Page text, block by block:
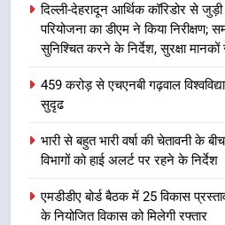
भारी
देहरादून में
उत्तराखण्ड
1
मुख्यमंत्री
देना सरकार
भर्ती
दिल्ली-देहरादून आर्थिक कॉरिडोर से
परियोजना का डीएम ने किया निरीक्षण;
सुनिश्चित करने के निर्देश, सुरक्षा
459 करोड़ से एचएनबी गढ़वाल
सुदृढ
भारी से बहुत भारी वर्षा की चेतावनी के
विभागों को हाई अलर्ट पर रहने के निर्देश
एमडीडीए बोर्ड बैठक में 25 विकास
के नियोजित विकास को मिलेगी रफ्तार